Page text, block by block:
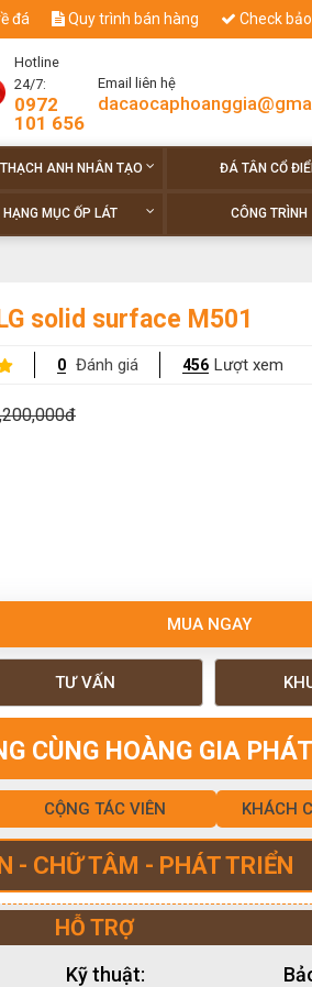
đá Quy trình bán hàng Check
Hotline
24/7:
0972
101 656
Email liên hệ
ANH NHÂN TẠO ĐÁ TÂN CỔ
HẠNG MỤC ỐP LÁT CÔNG TRÌNH
solid surface M501
0 Đánh giá 456 Lượt xem
MUA NGAY
TƯ VẤN
CÙNG HOÀNG GIA PHÁT
CỘNG TÁC VIÊN KHÁCH
- CHỮ TÂM - PHÁT TRIỂN
HỖ TRỢ
Kỹ thuật: